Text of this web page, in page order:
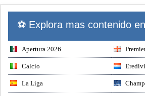
⚽ Explora mas contenido
Apertura 2026
Calcio
La Liga